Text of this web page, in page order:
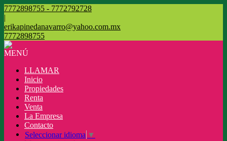
7772898755 - 7772792728
|
erikapinedanavarro@yahoo.com.mx
7772898755
MENÚ
LLAMAR
Inicio
Propiedades
Renta
Venta
La Empresa
Contacto
Seleccionar idioma ▼